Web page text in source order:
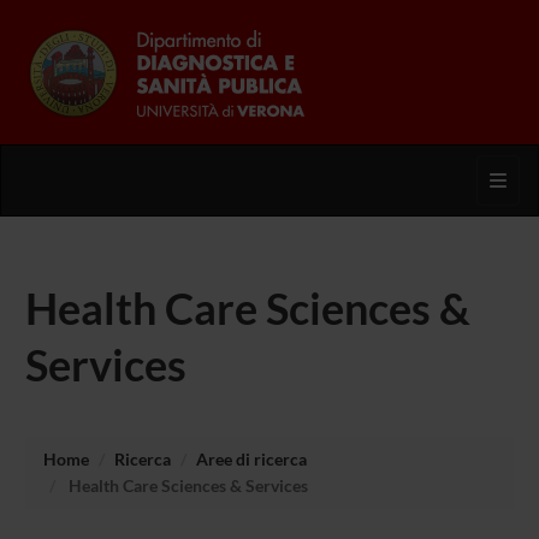
Health Care Sciences &
Services
Home Ricerca
Aree di ricerca
Health Care Sciences & Services